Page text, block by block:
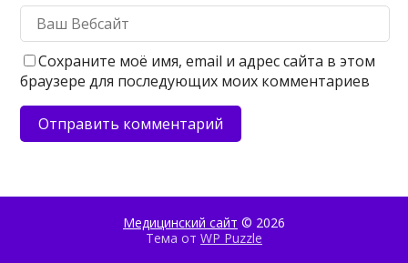
Сохраните моё имя, email и адрес сайта в этом
браузере для последующих моих комментариев
Медицинский сайт © 2026
Тема от WP Puzzle